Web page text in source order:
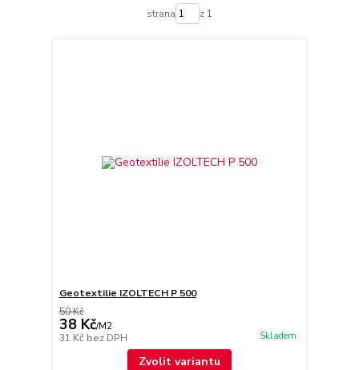
strana z 1
Geotextilie IZOLTECH P 500
50 Kč
38 Kč/M2
31 Kč bez DPH Skladem
Zvolit variantu